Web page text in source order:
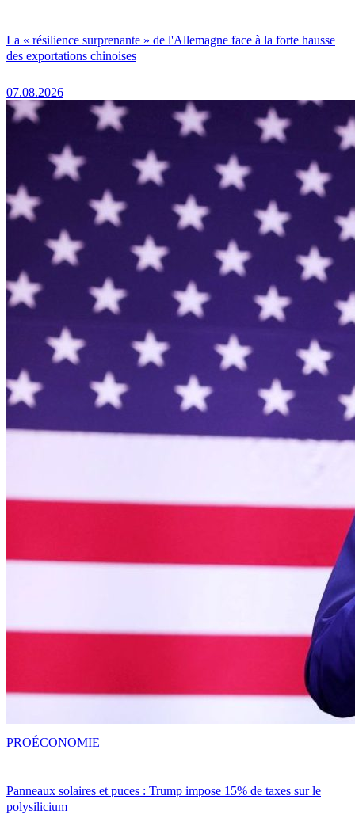
La « résilience surprenante » de l'Allemagne face à la forte hausse
des exportations chinoises
07.08.2026
Panneaux solaires et puces : Trump impose 15% de taxes sur le
polysilicium
PROÉCONOMIE